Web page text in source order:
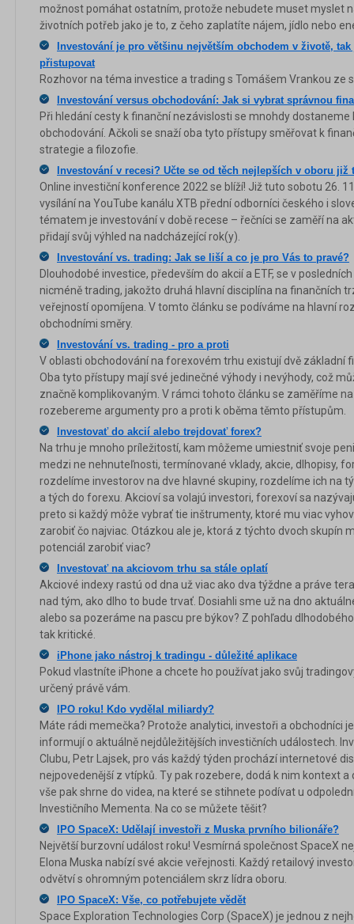
možnost pomáhat ostatním, protože nebudete muset myslet
životních potřeb jako je to, z čeho zaplatíte nájem, jídlo nebo
Investování je pro většinu největším obchodem v životě,
přistupovat
Rozhovor na téma investice a trading s Tomášem Vrankou ze
Investování versus obchodování: Jak si vybrat správnou
Při hledání cesty k finanční nezávislosti se mnohdy
obchodování. Ačkoli se snaží oba tyto přístupy směřovat k
strategie a filozofie.
Investování v recesi? Učte se od těch nejlepších v oboru již
Online investiční konference 2022 se blíží! Již tuto sobotu 26.
vysílání na YouTube kanálu XTB přední odborníci českého i
tématem je investování v době recese – řečníci se zaměří na
přidají svůj výhled na nadcházející rok(y).
Investování vs. trading: Jak se liší a co je pro Vás to pravé?
Dlouhodobé investice, především do akcií a ETF, se v
nicméně trading, jakožto druhá hlavní disciplína na finančních
veřejností opomíjena. V tomto článku se podíváme na hlavní
obchodními směry.
Investování vs. trading - pro a proti
V oblasti obchodování na forexovém trhu existují dvě základní
Oba tyto přístupy mají své jedinečné výhody i nevýhody, což
značně komplikovaným. V rámci tohoto článku se zaměříme
rozebereme argumenty pro a proti k oběma těmto přístupům.
Investovať do akcií alebo trejdovať forex?
Na trhu je mnoho príležitostí, kam môžeme umiestniť svoje
medzi ne nehnuteľnosti, termínované vklady, akcie, dlhopisy,
rozdelíme investorov na dve hlavné skupiny, rozdelíme ich na
a tých do forexu. Akcioví sa volajú investori, forexoví sa
preto si každý môže vybrať tie inštrumenty, ktoré mu viac
zarobiť čo najviac. Otázkou ale je, ktorá z týchto dvoch skupín
potenciál zarobiť viac?
Investovať na akciovom trhu sa stále oplatí
Akciové indexy rastú od dna už viac ako dva týždne a práve
nad tým, ako dlho to bude trvať. Dosiahli sme už na dno
alebo sa pozeráme na pascu pre býkov? Z pohľadu
tak kritické.
iPhone jako nástroj k tradingu - důležité aplikace
Pokud vlastníte iPhone a chcete ho používat jako svůj
určený právě vám.
IPO roku! Kdo vydělal miliardy?
Máte rádi memečka? Protože analytici, investoři a obchodníci
informují o aktuálně nejdůležitějších investičních událostech.
Clubu, Petr Lajsek, pro vás každý týden prochází internetové
nejpovedenější z vtípků. Ty pak rozebere, dodá k nim kontext
vše pak shrne do videa, na které se stihnete podívat u
Investičního Mementa. Na co se můžete těšit?
IPO SpaceX: Udělají investoři z Muska prvního bilionáře?
Největší burzovní událost roku! Vesmírná společnost SpaceX
Elona Muska nabízí své akcie veřejnosti. Každý retailový
odvětví s ohromným potenciálem skrz lídra oboru.
IPO SpaceX: Vše, co potřebujete vědět
Space Exploration Technologies Corp (SpaceX) je jednou z